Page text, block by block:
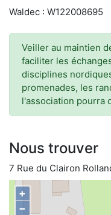
Waldec : W122008695
Veiller au maintien
faciliter les
disciplines
promenades, les
l'association pourra
Nous trouver
7 Rue du Clairon
+
−